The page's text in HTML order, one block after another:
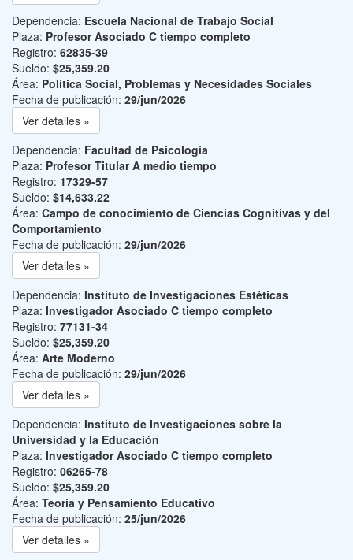
Dependencia: Escuela Nacional de Trabajo Social
Plaza: Profesor Asociado C tiempo completo
Registro: 62835-39
Sueldo: $25,359.20
Área: Política Social, Problemas y Necesidades Sociales
Fecha de publicación: 29/jun/2026
Ver detalles »
Dependencia: Facultad de Psicología
Plaza: Profesor Titular A medio tiempo
Registro: 17329-57
Sueldo: $14,633.22
Área: Campo de conocimiento de Ciencias Cognitivas y del
Comportamiento
Fecha de publicación: 29/jun/2026
Ver detalles »
Dependencia: Instituto de Investigaciones Estéticas
Plaza: Investigador Asociado C tiempo completo
Registro: 77131-34
Sueldo: $25,359.20
Área: Arte Moderno
Fecha de publicación: 29/jun/2026
Ver detalles »
Dependencia: Instituto de Investigaciones sobre la
Universidad y la Educación
Plaza: Investigador Asociado C tiempo completo
Registro: 06265-78
Sueldo: $25,359.20
Área: Teoría y Pensamiento Educativo
Fecha de publicación: 25/jun/2026
Ver detalles »